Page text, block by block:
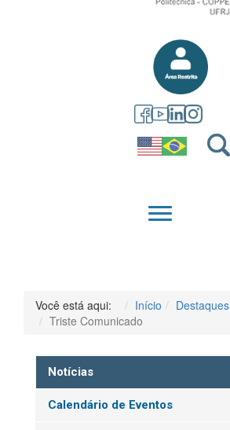
QUEM SOMOS
Você está aqui: Início Destaques
Triste Comunicado
Notícias
Calendário de Eventos